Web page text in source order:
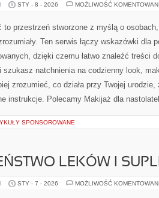
STY - 8 - 2026 MOŻLIWOŚĆ
to przestrzeń stworzone z myślą o
Ten serwis łączy wskazówki dla
dzięki czemu łatwo znaleźć treści
szukasz natchnienia na codzienny look,
zrozumieć, co działa przy Twojej
instrukcje. Polecamy Makijaż dla
SPONSOROWANE
LEKÓW I
STY - 7 - 2026 MOŻLIWOŚĆ